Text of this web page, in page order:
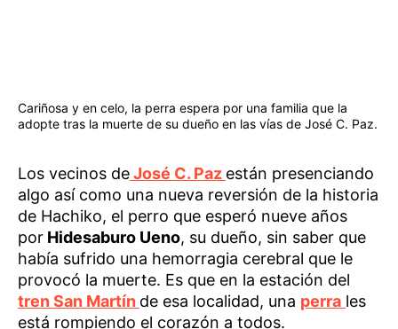
Cariñosa y en celo, la perra espera por una familia que la
adopte tras la muerte de su dueño en las vías de José C. Paz.
Los vecinos deJosé C. Paz están presenciando
algo así como una nueva reversión de la historia
de Hachiko, el perro que esperó nueve años
por Hidesaburo Ueno, su dueño, sin saber que
había sufrido una hemorragia cerebral que le
provocó la muerte. Es que en la estación del
tren San Martín de esa localidad, una perra les
está rompiendo el corazón a todos.